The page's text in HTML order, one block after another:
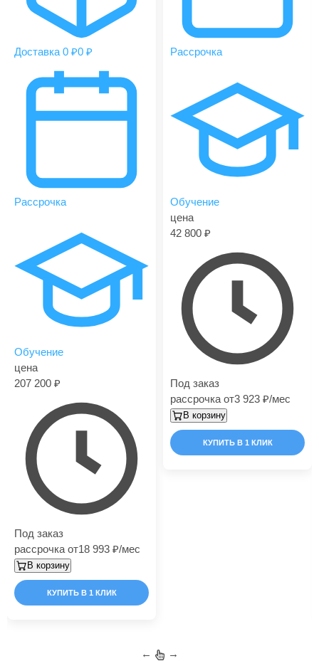
Доставка 0 ₽0 ₽
Рассрочка
Обучение
цена
207 200
Под заказ
рассрочка от18 993 /мес
В корзину
КУПИТЬ В 1 КЛИК
Рассрочка
Обучение
цена
42 800
Под заказ
рассрочка от3 923 /мес
В корзину
КУПИТЬ В 1 КЛИК
← →